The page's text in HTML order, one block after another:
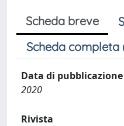
Scheda breve
Scheda completa
Data di pubblicazione
2020
Rivista